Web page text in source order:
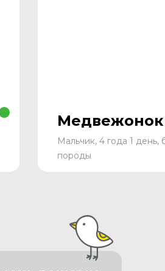
Медвежонок
Мальчик, 4 года 1 день,
породы